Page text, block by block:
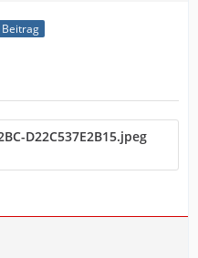
D22C537E2B15.jpeg